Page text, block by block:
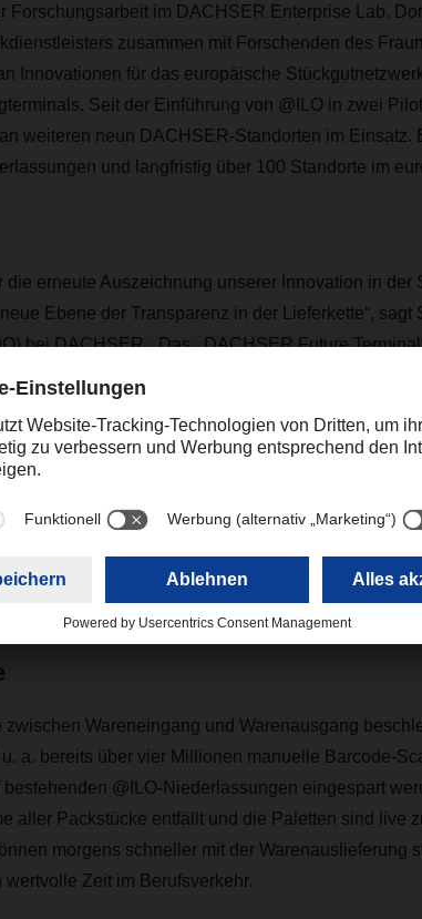
Forschungsarbeit im DACHSER Enterprise Lab.
zusammen mit Forschenden des
Innovationen für das europäische
Seit der Einführung von @ILO in zwei
weiteren neun DACHSER-Standorten im Einsatz.
und langfristig über 100 Standorte im
die erneute Auszeichnung unserer Innovation in der
Ebene der Transparenz in der Lieferkette“, sagt
bei DACHSER. „Das ‚ DACHSER Future
das umfangreichste Forschungsprojekt unseres
in die Digitalisierung in der Geschichte von
langjährigen Zusammenarbeit zwischen dem
damit, wie gemeinsam entwickelte Innovationen
Prof. Dr.-Ing. Alice Kirchheim, Institutsleiterin
IML.
Wareneingang und Warenausgang
a. bereits über vier Millionen manuelle Barcode-
@ILO-Niederlassungen eingespart
aller Packstücke entfällt und die Paletten sind live
morgens schneller mit der Warenauslieferung
Zeit im Berufsverkehr.